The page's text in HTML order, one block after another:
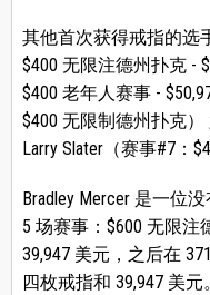
其他首次获得戒指的选
$400 无限注德州扑克 -
$400 老年人赛事 -
$400 无限制德州扑克
Larry Slater（赛事#7：
Bradley Mercer 是一位
5 场赛事：$600 无限
39,947 美元，之后在
四枚戒指和 39,947 美